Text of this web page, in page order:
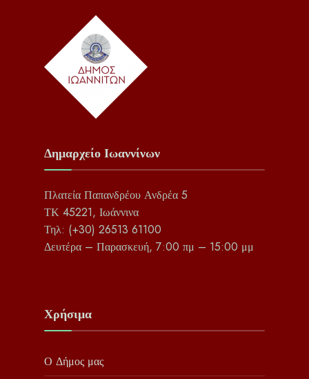
Δημαρχείο Ιωαννίνων
Πλατεία Παπανδρέου Ανδρέα 5
ΤΚ 45221, Ιωάννινα
Τηλ: (+30) 26513 61100
Δευτέρα – Παρασκευή, 7:00 πμ – 15:00 μμ
Χρήσιμα
Ο Δήμος μας